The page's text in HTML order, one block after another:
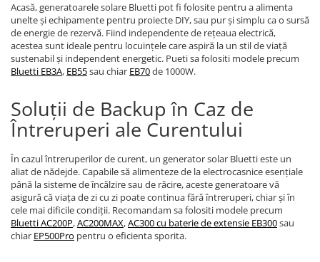
Invertoare Off-grid
Incarcatoare de retea
Acumulatori de stocare
Componente sisteme de balcon
Iluminat solar
Acumulatori
Acumulatori Standard Plumb
Acumulatori Litiu
Acumulatori Gel
Acumulatori Moto
Electronice
Invertoare Tensiune
Acasă, generatoarele solare Bluetti pot fi folosite pentru a alimenta
unelte și echipamente pentru proiecte DIY, sau pur și simplu ca o sursă
de energie de rezervă. Fiind independente de rețeaua electrică,
acestea sunt ideale pentru locuințele care aspiră la un stil de viață
sustenabil și independent energetic. Pueti sa folositi modele precum
Bluetti EB3A, EB55sau chiar EB70de 1000W.
Soluții de Backup în Caz de
Întreruperi ale Curentului
În cazul întreruperilor de curent, un generator solar Bluetti este un
aliat de nădejde. Capabile să alimenteze de la electrocasnice esențiale
până la sisteme de încălzire sau de răcire, aceste generatoare vă
asigură că viața de zi cu zi poate continua fără întreruperi, chiar și în
cele mai dificile condiții. Recomandam sa folositi modele precum
Bluetti AC200P,AC200MAX,AC300 cu baterie de extensie EB300sau
chiar EP500Pro pentru o eficienta sporita.